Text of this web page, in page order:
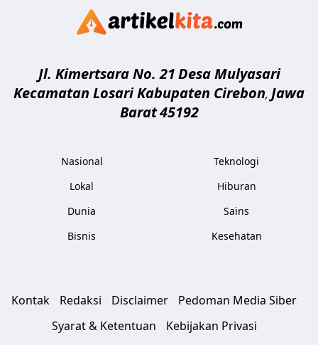
Jl. Kimertsara No. 21Desa Mulyasari
Kecamatan Losari Kabupaten Cirebon, Jawa
Barat45192
Nasional
Lokal
Dunia
Bisnis
Teknologi
Hiburan
Sains
Kesehatan
Kontak Redaksi Disclaimer
Pedoman Media Siber
Syarat & Ketentuan
Kebijakan Privasi